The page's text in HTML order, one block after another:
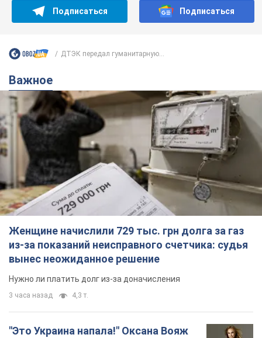
Подписаться Подписаться
ДТЭК передал гуманитарную...
Важное
Женщине начислили 729 тыс. грн долга за газ
из-за показаний неисправного счетчика: судья
вынес неожиданное решение
Нужно ли платить долг из-за доначисления
3 часа назад 4,3 т.
"Это Украина напала!" Оксана Вояж